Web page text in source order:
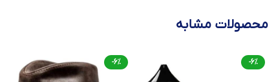
محصولات مشابه
-6%
-6%